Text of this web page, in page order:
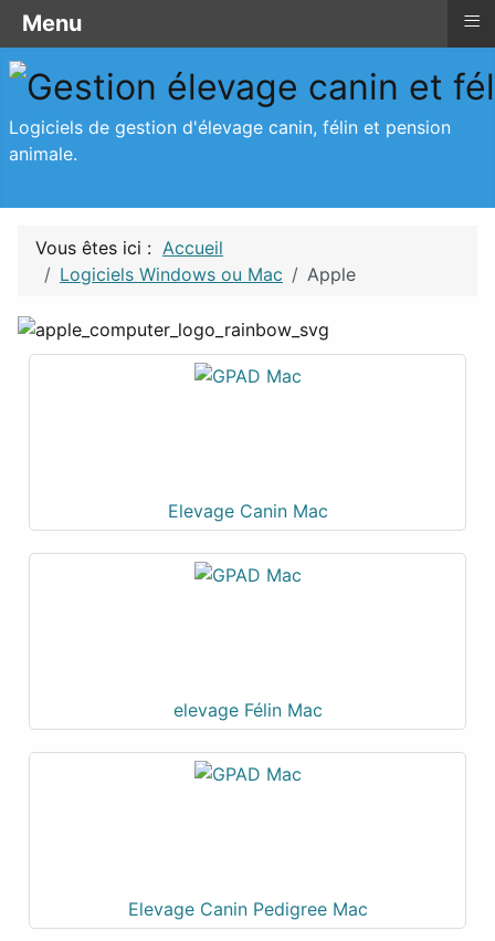
Logiciels de gestion d'élevage canin, félin et pension
animale.
Vous êtes ici : Accueil
Logiciels Windows ou Mac
Apple
Elevage Canin Mac
elevage Félin Mac
Elevage Canin Pedigree Mac
Menu ≡
Menu ≡